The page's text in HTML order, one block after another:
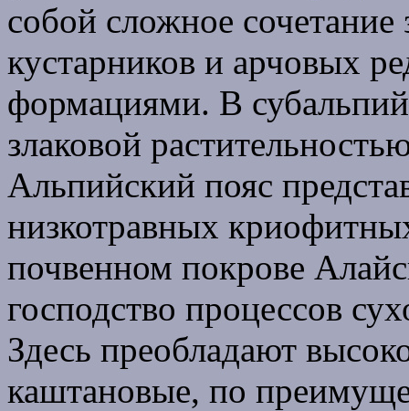
собой сложное
кустарников и арчовых
формациями. В
злаковой
Альпийский пояс
низкотравных
почвенном покрове
господство процессов
Здесь преобладают
каштановые, по